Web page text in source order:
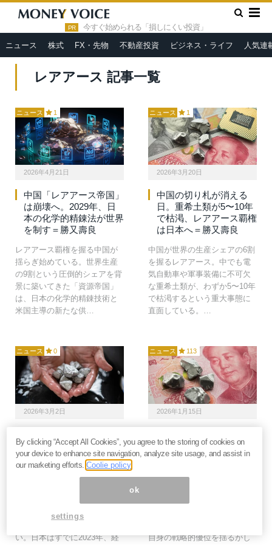
PR 今すぐ始められる「損しにくい投資」
ニュース 株式 FX・先物 不動産投資 ビジネス・ライフ 人気連
HOME » レアアース
レアアース 記事一覧
ニュース 1
2026年4月21日
中国「レアアース帝国」
は崩壊へ。2029年、日
本の化学的精錬法が世界
を制す＝勝又壽良
レアアース覇権を握る中国が
揺らぎ始めている。世界生産
の9割という圧倒的シェアを背
景に築いてきた「資源帝国」
は、日本の化学的精錬技術と
米国主導の新たな供…
ニュース 1
2026年3月20日
中国の切り札が消える
日。重希土類が5〜10年
で枯渇、レアアース覇権
は日本へ＝勝又壽良
中国が世界の生産シェアの6割
を握るレアアース。中でも電
気自動車や軍事装備に不可欠
な重希土類が、わずか5〜10年
で枯渇するという重大事態に
直面している。…
ニュース 0
2026年3月2日
禁輸」を無力化。日本が
科学力と外交で資源強国
へ変貌する＝勝又壽良
た。だが、これは「2度目の失
い。日本はすでに2023年、経
ニュース 113
2026年1月15日
制で大誤算。日本が技術
力でレアアース供給国に
自身の戦略的優位を揺るがし
By clicking “Accept All Cookies”, you agree to the storing of cookies on
your device to enhance site navigation, analyze site usage, and assist in
our marketing efforts.Coolie policy
ok
settings